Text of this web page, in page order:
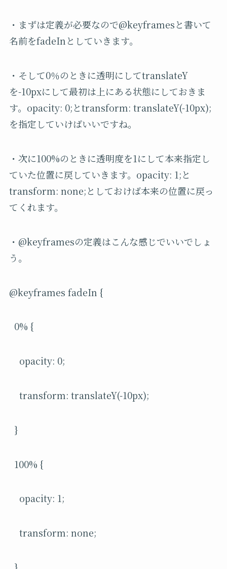
・まずは定義が必要なので@keyframesと書いて
名前をfadeInとしていきます。
・そして0％のときに透明にしてtranslateY
を-10pxにして最初は上にある状態にしておきま
す。opacity: 0;とtransform: translateY(-10px);
を指定していけばいいですね。
・次に100%のときに透明度を1にして本来指定し
ていた位置に戻していきます。opacity: 1;と
transform: none;としておけば本来の位置に戻っ
てくれます。
・@keyframesの定義はこんな感じでいいでしょ
う。
@keyframes fadeIn {
0% {
opacity: 0;
transform: translateY(-10px);
}
100% {
opacity: 1;
transform: none;